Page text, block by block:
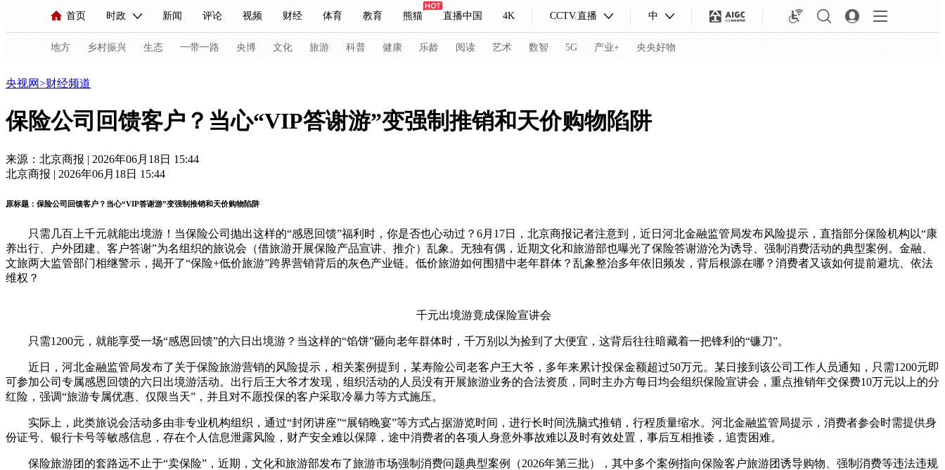
首页 时政 新闻 评论 视频 财经 体育 教育 熊猫 直播中国 4K CCTV.直播 中
人民领袖习近平 联播+ 中国领导人 央视快评 习式妙语 热解读 天天学习
直播 栏目大全 节目单 听音 微视频 主持人 下载央视影音
海外频道 iPanda English Монгол
地方 乡村振兴 生态 一带一路 央博 文化 旅游 科普 健康 乐龄 阅读 艺术 数智 5G 产业+ 央央好物
新闻 国内 国际 评论
现场 前线 比划 快看 蓝海中国 新兵请入列 人生第一次 人生第二次
财经 教育 乡村振兴 生态环境 一带一路 央博 非遗 文化 旅游 科普 健康 乐龄 阅读 艺术 汽车 数智 5G
大国智造 大国展会 大国保险 云顶对话 云起 超级工厂 智敬中国 全民健康 颜选攻略 海洋 时尚 天气 才艺 网展 央央好物
央视网>财经频道
保险公司回馈客户？当心“VIP答谢游”变强制推销和天价购物陷阱
来源：北京商报 | 2026年06月18日 15:44
北京商报 | 2026年06月18日 15:44
原标题：保险公司回馈客户？当心“VIP答谢游”变强制推销和天价购物陷阱
只需几百上千元就能出境游！当保险公司抛出这样的“感恩回馈”福利时，你是否也心动过？6月17日，北京商报记者注意到，近日河北金融监管局发布风险提示，直指部分保险机构以“康
养出行、户外团建、客户答谢”为名组织的旅说会（借旅游开展保险产品宣讲、推介）乱象。无独有偶，近期文化和旅游部也曝光了保险答谢游沦为诱导、强制消费活动的典型案例。金融、
文旅两大监管部门相继警示，揭开了“保险+低价旅游”跨界营销背后的灰色产业链。低价旅游如何围猎中老年群体？乱象整治多年依旧频发，背后根源在哪？消费者又该如何提前避坑、依法
维权？
千元出境游竟成保险宣讲会
只需1200元，就能享受一场“感恩回馈”的六日出境游？当这样的“馅饼”砸向老年群体时，千万别以为捡到了大便宜，这背后往往暗藏着一把锋利的“镰刀”。
近日，河北金融监管局发布了关于保险旅游营销的风险提示，相关案例提到，某寿险公司老客户王大爷，多年来累计投保金额超过50万元。某日接到该公司工作人员通知，只需1200元即
可参加公司专属感恩回馈的六日出境游活动。出行后王大爷才发现，组织活动的人员没有开展旅游业务的合法资质，同时主办方每日均会组织保险宣讲会，重点推销年交保费10万元以上的分
红险，强调“旅游专属优惠、仅限当天”，并且对不愿投保的客户采取冷暴力等方式施压。
实际上，此类旅说会活动多由非专业机构组织，通过“封闭讲座”“展销晚宴”等方式占据游览时间，进行长时间洗脑式推销，行程质量缩水。河北金融监管局提示，消费者参会时需提供身
份证号、银行卡号等敏感信息，存在个人信息泄露风险，财产安全难以保障，途中消费者的各项人身意外事故难以及时有效处置，事后互相推诿，追责困难。
保险旅游团的套路远不止于“卖保险”，近期，文化和旅游部发布了旅游市场强制消费问题典型案例（2026年第三批），其中多个案例指向保险客户旅游团诱导购物、强制消费等违法违规